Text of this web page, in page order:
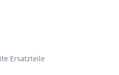
Ersatzteile